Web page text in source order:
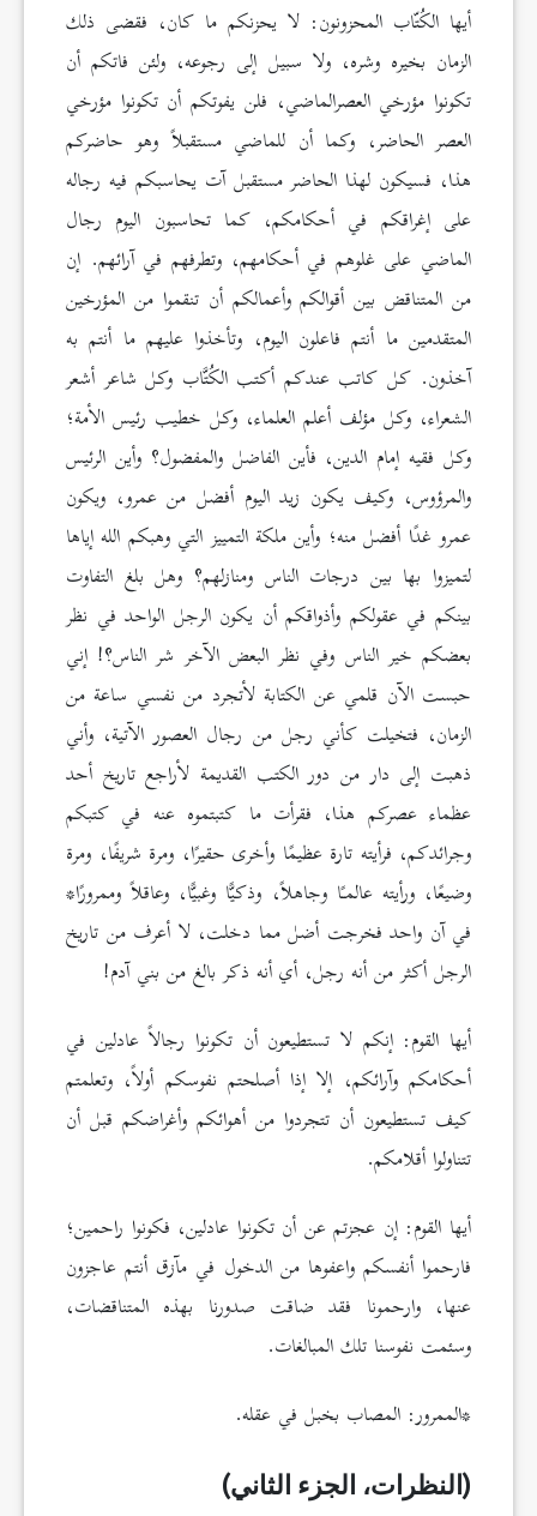
أيها الكُتّاب المحزونون: لا يحزنكم ما كان، فقضى ذلك
الزمان بخيره وشره، ولا سبيل إلى رجوعه، ولئن فاتكم أن
تكونوا مؤرخي العصرالماضي، فلن يفوتكم أن تكونوا مؤرخي
العصر الحاضر، وكما أن للماضي مستقبلاً وهو حاضركم
هذا، فسيكون لهذا الحاضر مستقبل آت يحاسبكم فيه رجاله
على إغراقكم في أحكامكم، كما تحاسبون اليوم رجال
الماضي على غلوهم في أحكامهم، وتطرفهم في آرائهم. إن
من المتناقض بين أقوالكم وأعمالكم أن تنقموا من المؤرخين
المتقدمين ما أنتم فاعلون اليوم، وتأخذوا عليهم ما أنتم به
آخذون. كل كاتب عندكم أكتب الكُتَّاب وكل شاعر أشعر
الشعراء، وكل مؤلف أعلم العلماء، وكل خطيب رئيس الأمة؛
وكل فقيه إمام الدين، فأين الفاضل والمفضول؟ وأين الرئيس
والمرؤوس، وكيف يكون زيد اليوم أفضل من عمرو، ويكون
عمرو غدًا أفضل منه؛ وأين ملكة التمييز التي وهبكم الله إياها
لتميزوا بها بين درجات الناس ومنازلهم؟ وهل بلغ التفاوت
بينكم في عقولكم وأذواقكم أن يكون الرجل الواحد في نظر
بعضكم خير الناس وفي نظر البعض الآخر شر الناس؟! إني
حبست الآن قلمي عن الكتابة لأتجرد من نفسي ساعة من
الزمان، فتخيلت كأني رجل من رجال العصور الآتية، وأني
ذهبت إلى دار من دور الكتب القديمة لأراجع تاريخ أحد
عظماء عصركم هذا، فقرأت ما كتبتموه عنه في كتبكم
وجرائدكم، فرأيته تارة عظيمًا وأخرى حقيرًا، ومرة شريفًا، ومرة
وضيعًا، ورأيته عالمـًا وجاهلاً، وذكيًّا وغبيًّا، وعاقلاً وممرورًا*
في آن واحد فخرجت أضل مما دخلت، لا أعرف من تاريخ
الرجل أكثر من أنه رجل، أي أنه ذكر بالغ من بني آدم!
أيها القوم: إنكم لا تستطيعون أن تكونوا رجالاً عادلين في
أحكامكم وآرائكم، إلا إذا أصلحتم نفوسكم أولاً، وتعلمتم
كيف تستطيعون أن تتجردوا من أهوائكم وأغراضكم قبل أن
تتناولوا أقلامكم.
أيها القوم: إن عجزتم عن أن تكونوا عادلين، فكونوا راحمين؛
فارحموا أنفسكم واعفوها من الدخول في مآزق أنتم عاجزون
عنها، وارحمونا فقد ضاقت صدورنا بهذه المتناقضات،
وسئمت نفوسنا تلك المبالغات.
*الممرور: المصاب بخبل في عقله.
(النظرات، الجزء الثاني)